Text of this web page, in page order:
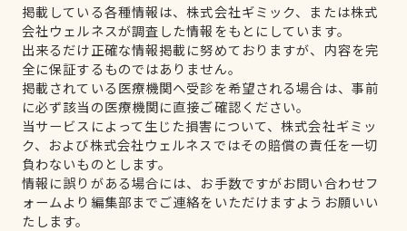
掲載している各種情報は、株式会社ギミック、または株式
会社ウェルネスが調査した情報をもとにしています。
出来るだけ正確な情報掲載に努めておりますが、内容を完
全に保証するものではありません。
掲載されている医療機関へ受診を希望される場合は、事前
に必ず該当の医療機関に直接ご確認ください。
当サービスによって生じた損害について、株式会社ギミッ
ク、および株式会社ウェルネスではその賠償の責任を一切
負わないものとします。
情報に誤りがある場合には、お手数ですがお問い合わせフ
ォームより編集部までご連絡をいただけますようお願いい
たします。